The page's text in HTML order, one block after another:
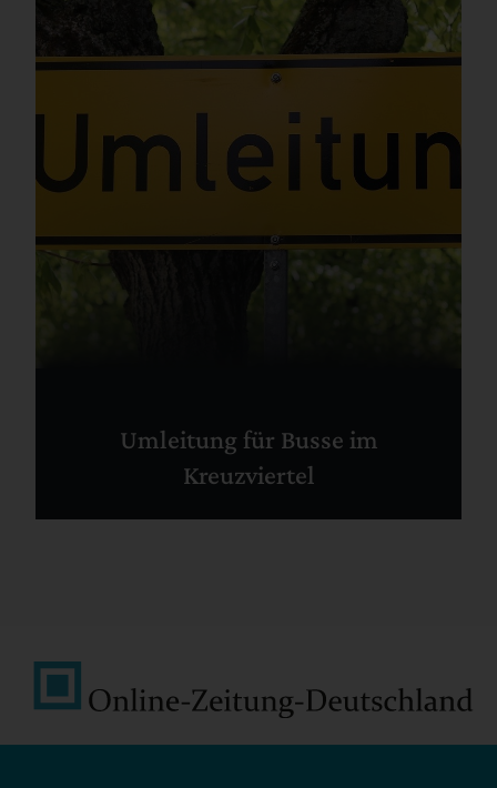
Umleitung für Busse im
Kreuzviertel